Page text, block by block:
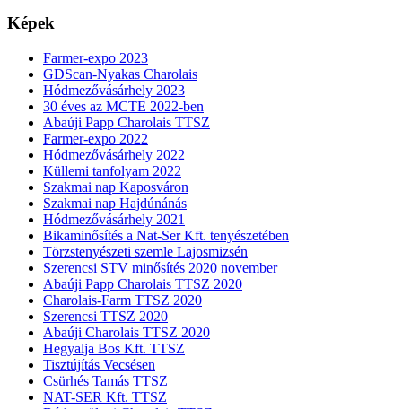
Képek
Farmer-expo 2023
GDScan-Nyakas Charolais
Hódmezővásárhely 2023
30 éves az MCTE 2022-ben
Abaúji Papp Charolais TTSZ
Farmer-expo 2022
Hódmezővásárhely 2022
Küllemi tanfolyam 2022
Szakmai nap Kaposváron
Szakmai nap Hajdúnánás
Hódmezővásárhely 2021
Bikaminősítés a Nat-Ser Kft. tenyészetében
Törzstenyészeti szemle Lajosmizsén
Szerencsi STV minősítés 2020 november
Abaúji Papp Charolais TTSZ 2020
Charolais-Farm TTSZ 2020
Szerencsi TTSZ 2020
Abaúji Charolais TTSZ 2020
Hegyalja Bos Kft. TTSZ
Tisztújítás Vecsésen
Csürhés Tamás TTSZ
NAT-SER Kft. TTSZ